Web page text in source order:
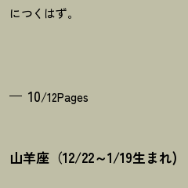
につくはず。
10/12Pages
山羊座（12/22～1/19生まれ)